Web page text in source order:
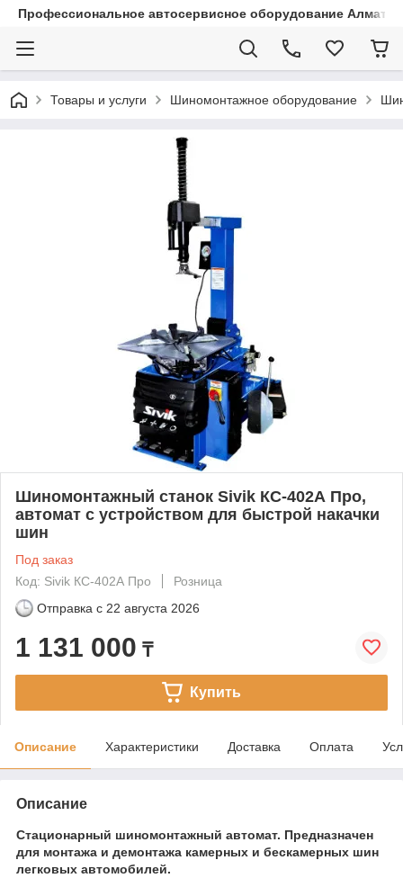
Профессиональное автосервисное оборудование Алматы
Товары и услуги Шиномонтажное оборудование
Шиномонтажный станок Sivik КС-402А Про,
автомат с устройством для быстрой накачки
шин
Под заказ
Код: Sivik КС-402А Про
Розница
Отправка с 22 августа 2026
1 131 000 ₸
Купить
Описание Характеристики Доставка Оплата
Описание
Стационарный шиномонтажный автомат. Предназначен
для монтажа и демонтажа камерных и бескамерных шин
легковых автомобилей.